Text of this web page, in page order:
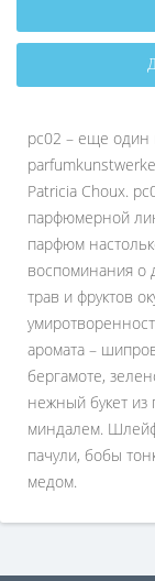
pc02 – еще один
Patricia Choux.
парфюмерной
парфюм
воспоминания о
трав и фруктов
аромата –
бергамоте,
нежный букет
миндалем.
пачули, бобы
медом.